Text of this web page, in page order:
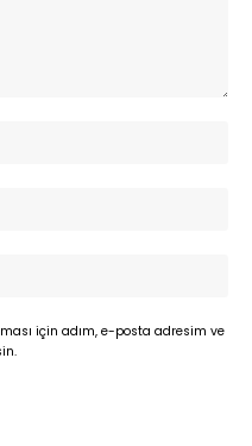
için adım, e-posta adresim ve